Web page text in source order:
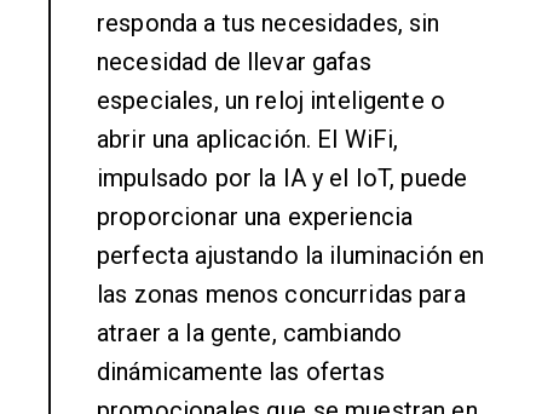
responda a tus necesidades, sin
necesidad de llevar gafas
especiales, un reloj inteligente o
abrir una aplicación. El WiFi,
impulsado por la IA y el IoT, puede
proporcionar una experiencia
perfecta ajustando la iluminación en
las zonas menos concurridas para
atraer a la gente, cambiando
dinámicamente las ofertas